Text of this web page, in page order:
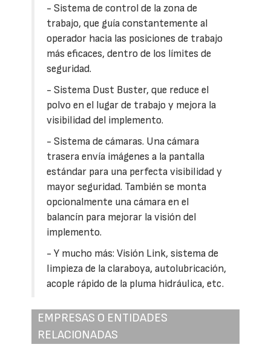
- Sistema de control de la zona de
trabajo, que guía constantemente al
operador hacia las posiciones de trabajo
más eficaces, dentro de los límites de
seguridad.
- Sistema Dust Buster, que reduce el
polvo en el lugar de trabajo y mejora la
visibilidad del implemento.
- Sistema de cámaras. Una cámara
trasera envía imágenes a la pantalla
estándar para una perfecta visibilidad y
mayor seguridad. También se monta
opcionalmente una cámara en el
balancín para mejorar la visión del
implemento.
- Y mucho más: Visión Link, sistema de
limpieza de la claraboya, autolubricación,
acople rápido de la pluma hidráulica, etc.
EMPRESAS O ENTIDADES
RELACIONADAS